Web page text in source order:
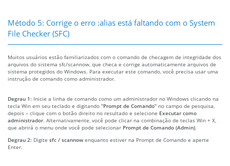
Método 5: Corrige o erro :alias está faltando com o System
File Checker (SFC)
Muitos usuários estão familiarizados com o comando de checagem de integridade dos
arquivos do sistema sfc/scannow, que checa e corrige automaticamente arquivos de
sistema protegidos do Windows. Para executar este comando, você precisa usar uma
instrução de comando como administrador.
Degrau 1: Inicie a linha de comando como um administrador no Windows clicando na
tecla Win em seu teclado e digitando “Prompt de Comando” no campo de pesquisa,
depois – clique com o botão direito no resultado e selecione Executar como
administrador. Alternativamente, você pode clicar na combinação de teclas Win + X,
que abrirá o menu onde você pode selecionar Prompt de Comando (Admin).
Degrau 2: Digite sfc / scannow enquanto estiver na Prompt de Comando e aperte
Enter.